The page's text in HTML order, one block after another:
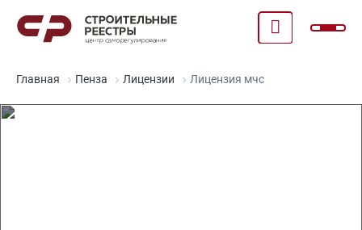
Главная Пенза Лицензии Лицензия мчс